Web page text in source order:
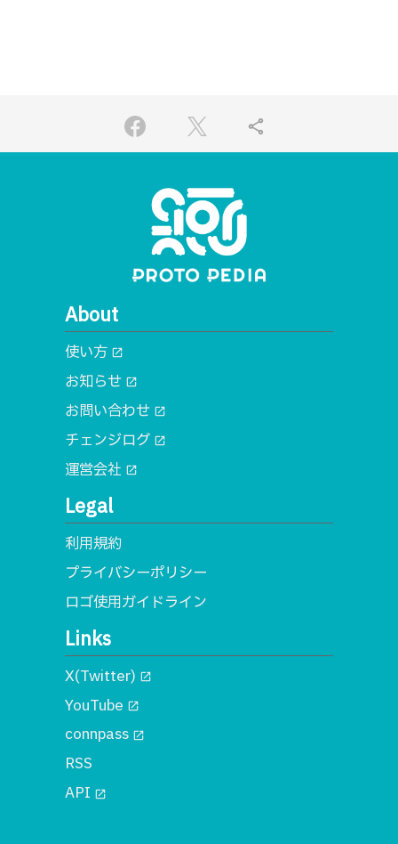
share
About
使い方 open_in_new
お知らせ open_in_new
お問い合わせ open_in_new
チェンジログ open_in_new
運営会社 open_in_new
Legal
利用規約
プライバシーポリシー
ロゴ使用ガイドライン
Links
X(Twitter) open_in_new
YouTube open_in_new
connpass open_in_new
RSS
API open_in_new